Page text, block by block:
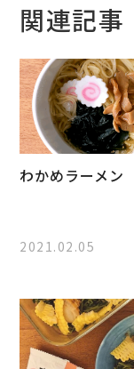
関連記事
わかめラーメン
2021.02.05